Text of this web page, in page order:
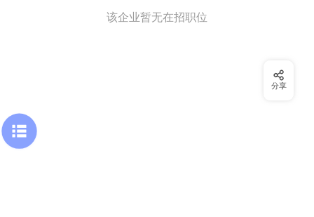
该企业暂无在招职位
分享